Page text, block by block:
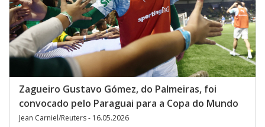
Zagueiro Gustavo Gómez, do Palmeiras, foi
convocado pelo Paraguai para a Copa do Mundo
Jean Carniel/Reuters - 16.05.2026